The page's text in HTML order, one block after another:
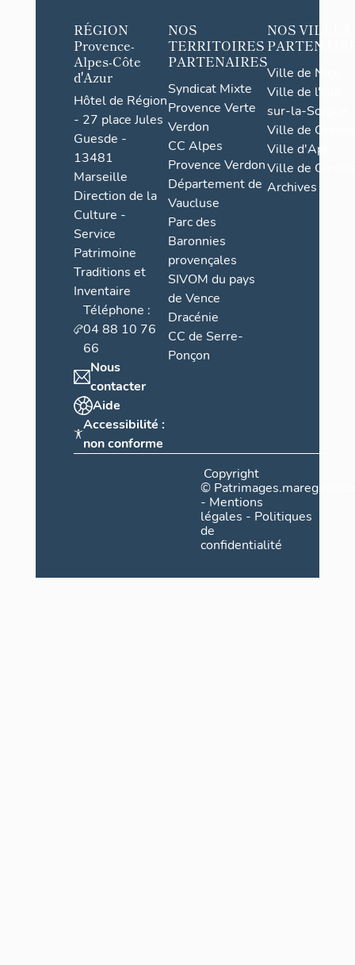
RÉGION
Provence-
Alpes-Côte
d'Azur
Hôtel de Région
- 27 place Jules
Guesde -
13481
Marseille
Direction de la
Culture -
Service
Patrimoine
Traditions et
Inventaire
Téléphone :
04 88 10 76
66
Nous
contacter
Aide
Accessibilité :
non conforme
NOS
TERRITOIRES
PARTENAIRES
Syndicat Mixte
Provence Verte
Verdon
CC Alpes
Provence Verdon
Département de
Vaucluse
Parc des
Baronnies
provençales
SIVOM du pays
de Vence
Dracénie
CC de Serre-
Ponçon
NOS VILLES
Ville de Nice
Ville de l'Isle-
sur-la-Sorgue
Ville de Grasse
Ville d'Apt
Ville de
Archives
Copyright
©
- Mentions
légales - Politiques
de
confidentialité